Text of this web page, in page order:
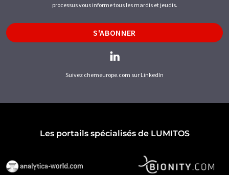
processus vous informe tous les mardis et jeudis.
S'ABONNER
Suivez chemeurope.com sur LinkedIn
Les portails spécialisés de LUMITOS